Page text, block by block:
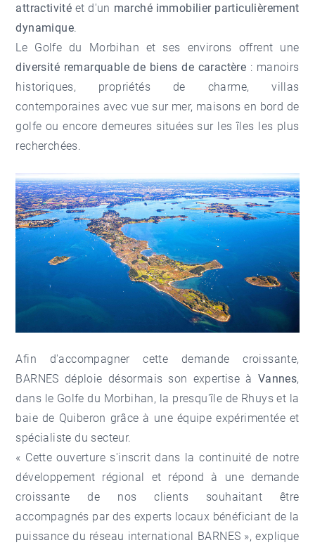
attractivité et d'un marché immobilier particulièrement
dynamique.
Le Golfe du Morbihan et ses environs offrent une
diversité remarquable de biens de caractère : manoirs
historiques, propriétés de charme, villas
contemporaines avec vue sur mer, maisons en bord de
golfe ou encore demeures situées sur les îles les plus
recherchées.
Afin d'accompagner cette demande croissante,
BARNES déploie désormais son expertise à Vannes,
dans le Golfe du Morbihan, la presqu'île de Rhuys et la
baie de Quiberon grâce à une équipe expérimentée et
spécialiste du secteur.
« Cette ouverture s'inscrit dans la continuité de notre
développement régional et répond à une demande
croissante de nos clients souhaitant être
accompagnés par des experts locaux bénéficiant de la
puissance du réseau international BARNES », explique